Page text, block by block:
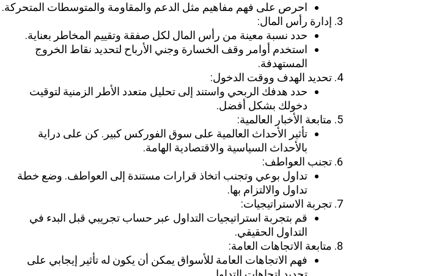
احرص على فهم مفاهيم مثل الدعم والمقاومة والمتوسطات المتحركة.
إدارة رأس المال:
حدد نسبة معينة من رأس المال لكل صفقة وتقييم المخاطر بعناية.
استخدم أوامر وقف الخسارة وجني الأرباح لتحديد نقاط الخروج
المستهدفة.
تحديد الهدف ووقت الدخول:
حدد هدفك الربحي واستند إلى تحليل متعدد الأطر الزمنية لتوقيت
دخولك بشكل أفضل.
متابعة الأخبار العالمية:
تأثير الأحداث العالمية على سوق الفوركس كبير. كن على دراية
بالأحداث السياسية والاقتصادية الهامة.
تجنب العواطف:
تداول بوعي وتجنب اتخاذ قرارات مستندة إلى العواطف. وضع خطة
تداول والالتزام بها.
تجربة الاستراتيجيات:
قم بتجربة استراتيجيات التداول عبر حساب تجريبي قبل البدء في
التداول الحقيقي.
متابعة الاتجاهات العامة:
فهم الاتجاهات العامة للأسواق يمكن أن يكون له تأثير إيجابي على